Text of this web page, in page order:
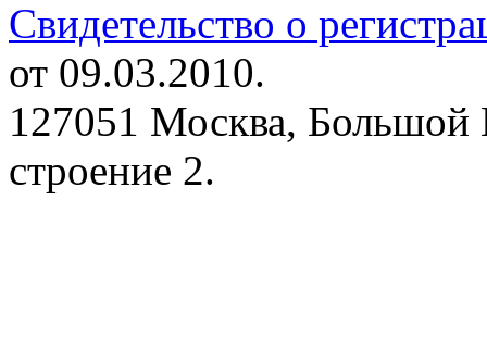
Свидетельство о
от 09.03.2010.
127051 Москва, Большой
строение 2.